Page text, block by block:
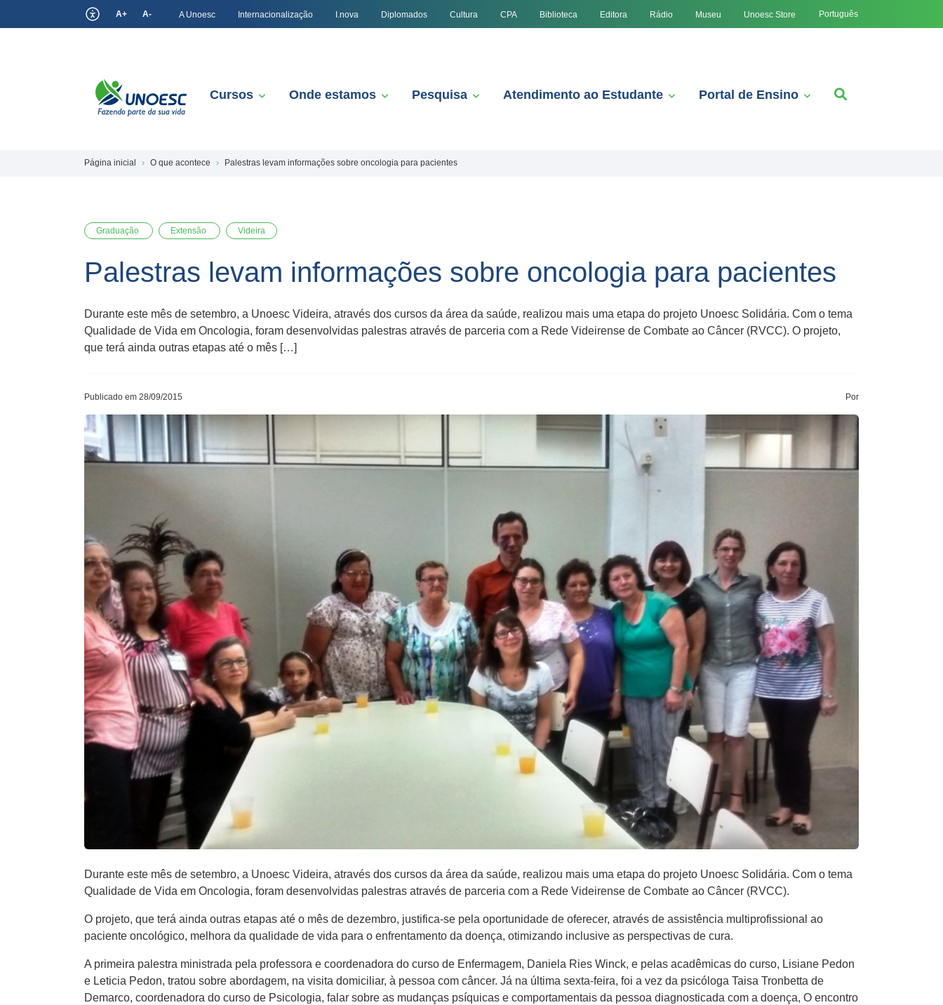
A+ A- A Unoesc Internacionalização I.nova Diplomados Cultura CPA Biblioteca Editora Rádio Museu Unoesc Store Português
Cursos Onde estamos Pesquisa Atendimento ao Estudante Portal de Ensino
Página inicial O que acontece Palestras levam informações sobre oncologia para pacientes
Graduação Extensão Videira
Palestras levam informações sobre oncologia para pacientes
Durante este mês de setembro, a Unoesc Videira, através dos cursos da área da saúde, realizou mais uma etapa do projeto Unoesc Solidária. Com o tema
Qualidade de Vida em Oncologia, foram desenvolvidas palestras através de parceria com a Rede Videirense de Combate ao Câncer (RVCC). O projeto,
que terá ainda outras etapas até o mês […]
Publicado em 28/09/2015 Por
Durante este mês de setembro, a Unoesc Videira, através dos cursos da área da saúde, realizou mais uma etapa do projeto Unoesc Solidária. Com o tema
Qualidade de Vida em Oncologia, foram desenvolvidas palestras através de parceria com a Rede Videirense de Combate ao Câncer (RVCC).
O projeto, que terá ainda outras etapas até o mês de dezembro, justifica-se pela oportunidade de oferecer, através de assistência multiprofissional ao
paciente oncológico, melhora da qualidade de vida para o enfrentamento da doença, otimizando inclusive as perspectivas de cura.
A primeira palestra ministrada pela professora e coordenadora do curso de Enfermagem, Daniela Ries Winck, e pelas acadêmicas do curso, Lisiane Pedon
e Leticia Pedon, tratou sobre abordagem, na visita domiciliar, à pessoa com câncer. Já na última sexta-feira, foi a vez da psicóloga Taisa Tronbetta de
Demarco, coordenadora do curso de Psicologia, falar sobre as mudanças psíquicas e comportamentais da pessoa diagnosticada com a doença, O encontro